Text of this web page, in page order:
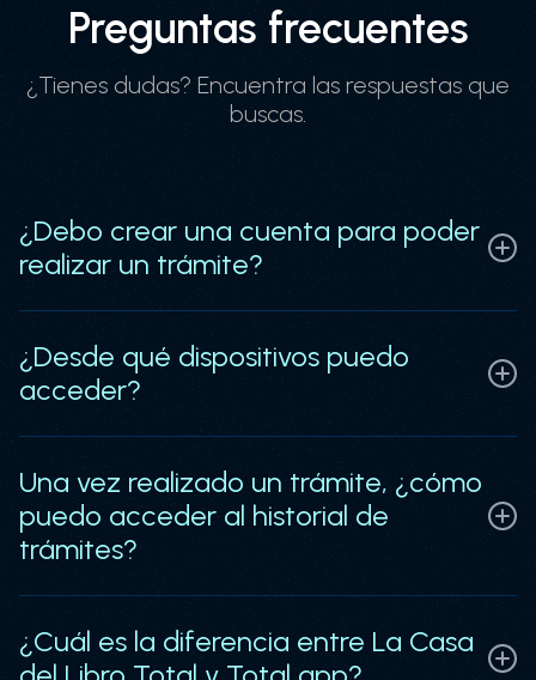
Preguntas frecuentes
¿Tienes dudas? Encuentra las respuestas que
buscas.
¿Debo crear una cuenta para poder
realizar un trámite?
necesitas conocer las placas de los vehículos a
pagar o el número de identificación del
¿Desde qué dispositivos puedo
acceder?
en computadores o dispositivos móviles.
Una vez realizado un trámite, ¿cómo
puedo acceder al historial de
trámites?
Gobernación", allí podrás consultar los estados
¿Cuál es la diferencia entre La Casa